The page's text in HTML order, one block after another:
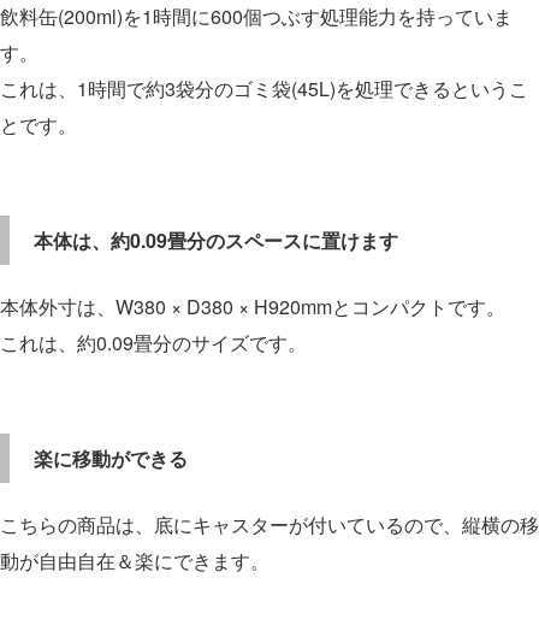
飲料缶(200ml)を1時間に600個つぶす処理能力を持っていま
す。
これは、1時間で約3袋分のゴミ袋(45L)を処理できるというこ
とです。
本体は、約0.09畳分のスペースに置けます
本体外寸は、W380 × D380 × H920mmとコンパクトです。
これは、約0.09畳分のサイズです。
楽に移動ができる
こちらの商品は、底にキャスターが付いているので、縦横の移
動が自由自在＆楽にできます。